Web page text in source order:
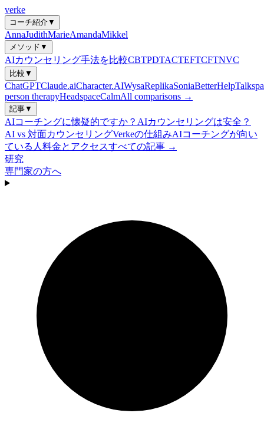
verke
コーチ紹介▼
AnnaJudithMarieAmandaMikkel
メソッド ▼
AIカウンセリング手法を比較CBTPDTACTEFTCFTNVC
比較 ▼
ChatGPTClaude.aiCharacter.AIWysaReplikaSoniaBetterHelp
person therapyHeadspaceCalmAll comparisons →
記事▼
AIコーチングに懐疑的ですか？ AIカウンセリングは安全？
AI vs 対面カウンセリングVerkeの仕組みAIコーチングが向い
ている人 料金とアクセスすべての記事 →
研究
専門家の方へ